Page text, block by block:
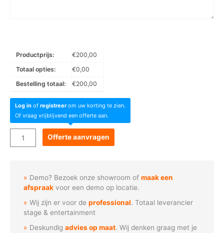
Productprijs: €200,00
Totaal opties:
€0,00
Bestelling totaal:
€200,00
Log in of registreerom uw korting te zien.
Of vraag vrijblijvend een offerte aan.
Goboservice
-
aantal
Offerte aanvragen
Demo? Bezoek onze showroom ofmaak een
afspraak voor een demo op locatie.
Wij zijn er voor deprofessional. Totaal leverancier
stage & entertainment
Deskundigadvies op maat. Wij denken graag met je